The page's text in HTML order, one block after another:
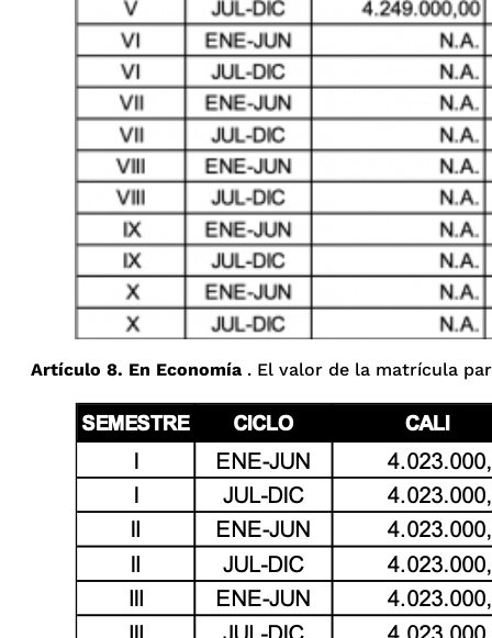
Artículo 8. En Economía . El valor de la matrícula